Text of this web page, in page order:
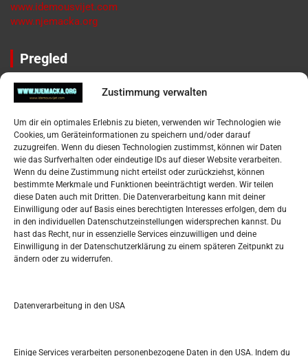
Zustimmung verwalten
Um dir ein optimales Erlebnis zu bieten, verwenden wir Technologien wie
Cookies, um Geräteinformationen zu speichern und/oder darauf
zuzugreifen. Wenn du diesen Technologien zustimmst, können wir Daten
wie das Surfverhalten oder eindeutige IDs auf dieser Website verarbeiten.
Wenn du deine Zustimmung nicht erteilst oder zurückziehst, können
bestimmte Merkmale und Funktionen beeinträchtigt werden. Wir teilen
diese Daten auch mit Dritten. Die Datenverarbeitung kann mit deiner
Einwilligung oder auf Basis eines berechtigten Interesses erfolgen, dem du
in den individuellen Datenschutzeinstellungen widersprechen kannst. Du
hast das Recht, nur in essenzielle Services einzuwilligen und deine
Einwilligung in der Datenschutzerklärung zu einem späteren Zeitpunkt zu
ändern oder zu widerrufen.
Datenverarbeitung in den USA
Einige Services verarbeiten personenbezogene Daten in den USA. Indem du
www.idemousvijet.com
www.njemacka.org
Pregled
Impressum
Datenschutzerklärung
Widerufsbelehrung
Oglašavanje / Postavite svoj oglas
Tko je “Idemo u Svijet – Njemačka?
Pretražite stranicu:
S
e
a
h
M D M D F S S